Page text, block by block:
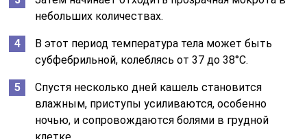
небольших количествах.
В этот период температура тела может быть
субфебрильной, колеблясь от 37 до 38°С.
Спустя несколько дней кашель становится
влажным, приступы усиливаются, особенно
ночью, и сопровождаются болями в грудной